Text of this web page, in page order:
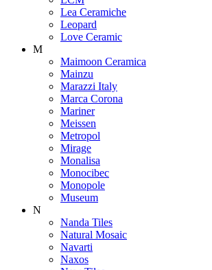
Lea Ceramiche
Leopard
Love Ceramic
M
Maimoon Ceramica
Mainzu
Marazzi Italy
Marca Corona
Mariner
Meissen
Metropol
Mirage
Monalisa
Monocibec
Monopole
Museum
N
Nanda Tiles
Natural Mosaic
Navarti
Naxos